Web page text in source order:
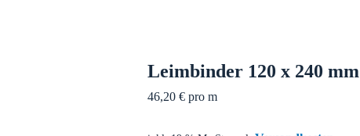
Leimbinder 120 x 240 mm
46,20 €pro m